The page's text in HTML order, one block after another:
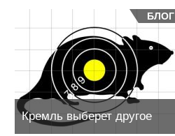
БЛОГ
Кремль выберет другое